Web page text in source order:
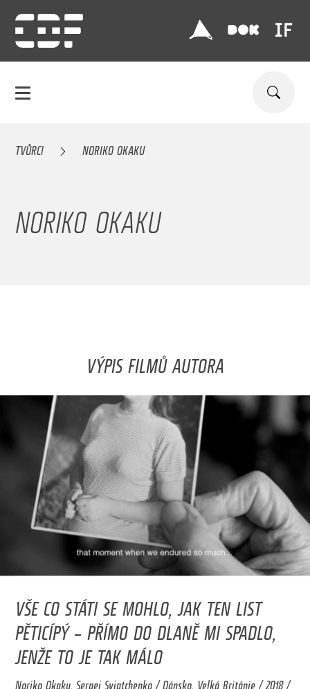
TVŮRCI NORIKO OKAKU
NORIKO OKAKU
VÝPIS FILMŮ AUTORA
VŠE CO STÁTI SE MOHLO, JAK TEN LIST
PĚTICÍPÝ – PŘÍMO DO DLANĚ MI SPADLO,
JENŽE TO JE TAK MÁLO
Noriko Okaku, Sergei Sviatchenko / Dánsko, Velká Británie / 2018 /